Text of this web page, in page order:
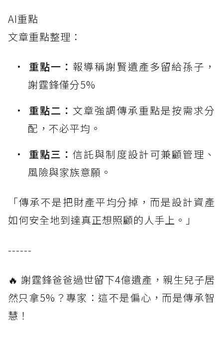
AI重點
文章重點整理：
重點一： 報導稱謝賢遺產多留給孫子，
謝霆鋒僅分5%
重點二： 文章強調傳承重點是按需求分
配，不必平均。
重點三：信託與制度設計可兼顧管理、
風險與家族意願。
「傳承不是把財產平均分掉，而是設計資產
如何安全地到達真正想照顧的人手上。」
------
🔥 謝霆鋒爸爸過世留下4億遺產，親生兒子居
然只拿5%？專家：這不是偏心，而是傳承智
慧！